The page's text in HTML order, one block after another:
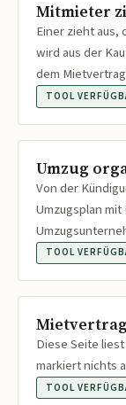
Mitmieter
Einer zieht aus,
wird aus der
dem
TOOL
Umzug
Von der
Umzugsplan
TOOL
Diese Seite
markiert nichts
TOOL